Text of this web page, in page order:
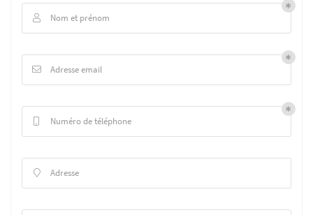
 Nom et prénom
 Adresse email
Numéro de téléphone
 Adresse